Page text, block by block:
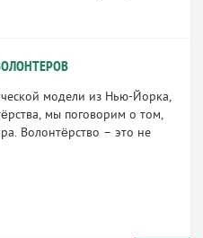
модели из Нью-Йорка,
мы поговорим о том,
Волонтёрство – это не